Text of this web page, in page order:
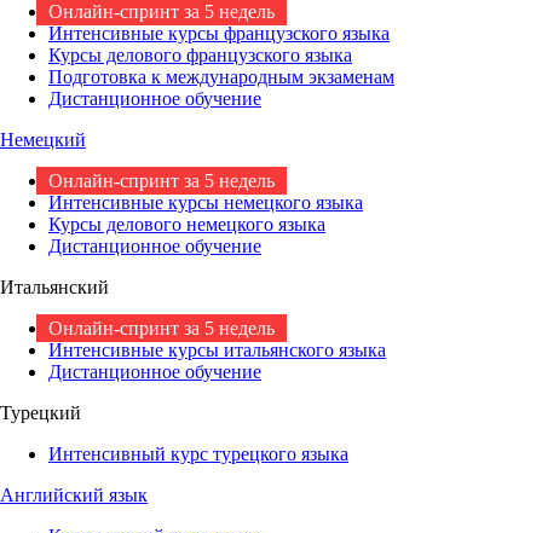
Онлайн-спринт за 5 недель
Интенсивные курсы французского языка
Курсы делового французского языка
Подготовка к международным экзаменам
Дистанционное обучение
Немецкий
Онлайн-спринт за 5 недель
Интенсивные курсы немецкого языка
Курсы делового немецкого языка
Дистанционное обучение
Итальянский
Онлайн-спринт за 5 недель
Интенсивные курсы итальянского языка
Дистанционное обучение
Турецкий
Интенсивный курс турецкого языка
Английский язык